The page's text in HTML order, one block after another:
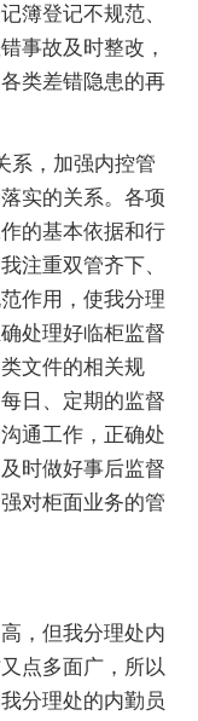
簿登记不规范、
事故及时整改，
类差错隐患的再
系，加强内控管
实的关系。各项
的基本依据和行
注重双管齐下、
作用，使我分理
处理好临柜监督
文件的相关规
日、定期的监督
通工作，正确处
时做好事后监督
对柜面业务的管
，但我分理处内
点多面广，所以
分理处的内勤员